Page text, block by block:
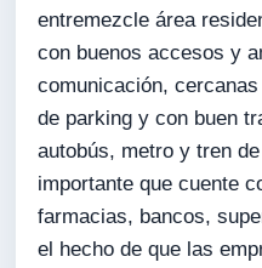
entremezcle área
con buenos accesos y
comunicación,
de parking y con buen
autobús, metro y tren
importante que cuente
farmacias, bancos,
el hecho de que las